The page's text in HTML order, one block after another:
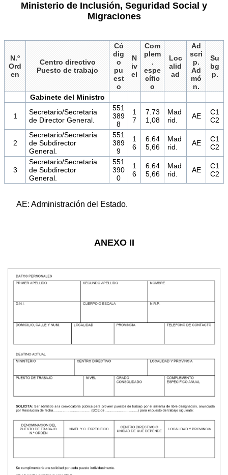
Ministerio de Inclusión, Seguridad Social y
Migraciones
N.º
Ord
en
Centro directivo
Puesto de trabajo
Có
dig
o
pu
est
o
N
iv
el
Com
plem
.
espe
cífic
o
Loc
alid
ad
Ad
scri
p.
Ad
mó
n.
Su
bg
p.
Gabinete del Ministro
1
Secretario/Secretaria
de Director General.
551
389
8
1
7
7.73
1,08
Mad
rid.
AE
C1
C2
2
Secretario/Secretaria
de Subdirector
General.
551
389
9
1
6
6.64
5,66
Mad
rid.
AE
C1
C2
3
Secretario/Secretaria
de Subdirector
General.
551
390
0
1
6
6.64
5,66
Mad
rid.
AE
C1
C2
AE: Administración del Estado.
ANEXO II